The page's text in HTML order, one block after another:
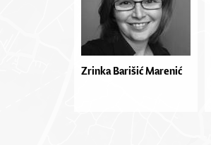
Zrinka Barišić Marenić